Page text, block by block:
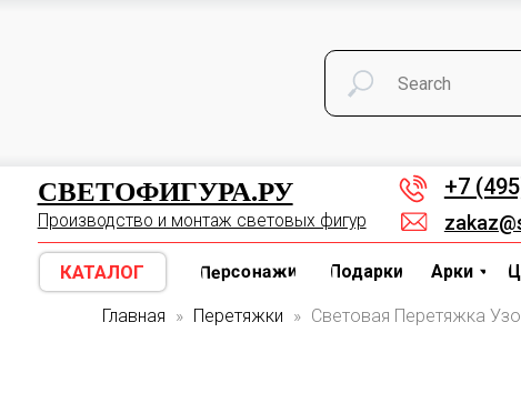
КАТАЛОГ
Производство и монтаж световых фигур zakaz@sveto-
Арки Цифры
Подарки
Персонажи
Подарки
Главная Перетяжки Световая Перетяжка